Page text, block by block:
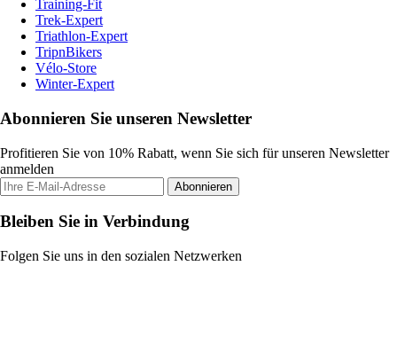
Training-Fit
Trek-Expert
Triathlon-Expert
TripnBikers
Vélo-Store
Winter-Expert
Abonnieren Sie unseren Newsletter
Profitieren Sie von 10% Rabatt, wenn Sie sich für unseren Newsletter
anmelden
Abonnieren
Bleiben Sie in Verbindung
Folgen Sie uns in den sozialen Netzwerken